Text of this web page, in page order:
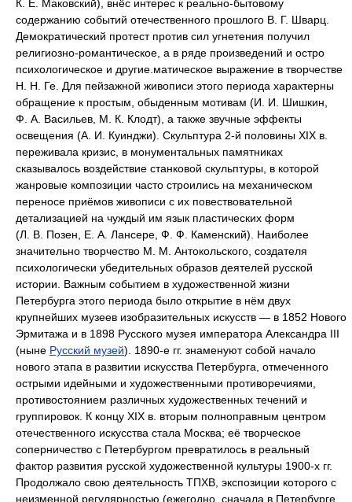
К. Е. Маковский), внёс интерес к реально-бытовому
содержанию событий отечественного прошлого В. Г. Шварц.
Демократический протест против сил угнетения получил
религиозно-романтическое, а в ряде произведений и остро
психологическое и другие.матическое выражение в творчестве
Н. Н. Ге. Для пейзажной живописи этого периода характерны
обращение к простым, обыденным мотивам (И. И. Шишкин,
Ф. А. Васильев, М. К. Клодт), а также звучные эффекты
освещения (А. И. Куинджи). Скульптура 2-й половины XIX в.
переживала кризис, в монументальных памятниках
сказывалось воздействие станковой скульптуры, в которой
жанровые композиции часто строились на механическом
переносе приёмов живописи с их повествовательной
детализацией на чуждый им язык пластических форм
(Л. В. Позен, Е. А. Лансере, Ф. Ф. Каменский). Наиболее
значительно творчество М. М. Антокольского, создателя
психологически убедительных образов деятелей русской
истории. Важным событием в художественной жизни
Петербурга этого периода было открытие в нём двух
крупнейших музеев изобразительных искусств — в 1852 Нового
Эрмитажа и в 1898 Русского музея императора Александра III
(ныне Русский музей). 1890-е гг. знаменуют собой начало
нового этапа в развитии искусства Петербурга, отмеченного
острыми идейными и художественными противоречиями,
противостоянием различных художественных течений и
группировок. К концу XIX в. вторым полноправным центром
отечественного искусства стала Москва; её творческое
соперничество с Петербургом превратилось в реальный
фактор развития русской художественной культуры 1900-х гг.
Продолжало свою деятельность ТПХВ, экспозиции которого с
неизменной регулярностью (ежегодно, сначала в Петербурге,